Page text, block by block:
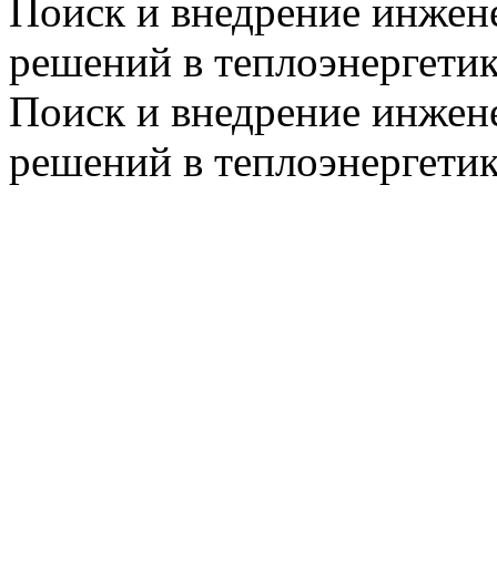
Поиск и внедрение
решений в
Поиск и внедрение
решений в